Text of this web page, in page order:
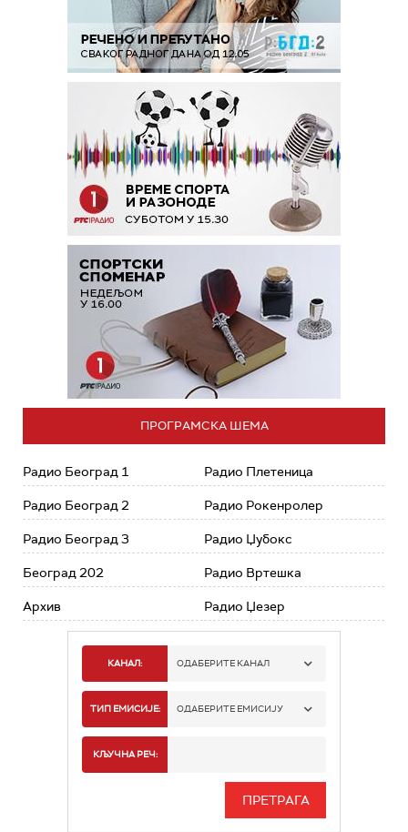
ПРОГРАМСКА ШЕМА
Радио Београд 1
Радио Београд 2
Радио Београд 3
Београд 202
Архив
Радио Плетеница
Радио Рокенролер
Радио Џубокс
Радио Вртешка
Радио Џезер
КАНАЛ: ОДАБЕРИТЕ КАНАЛ
РАДИО БЕОГРАД 1
РАДИО БЕОГРАД 3
ТИП ЕМИСИЈЕ: ОДАБЕРИТЕ ЕМИСИЈУ
КЉУЧНА РЕЧ: